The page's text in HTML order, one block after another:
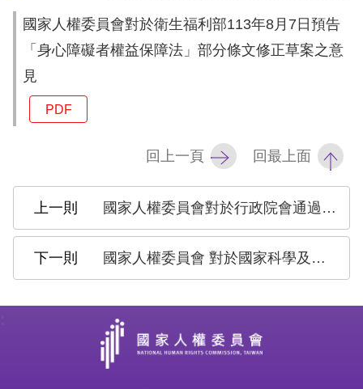
訴
人
權
資
無
障
礙
快
國家人權委員會對於衛生福利部113年8月7日預告
「身心障礙者權益保障法」部分條文修正草案之意
見
PDF
回上一頁 回最上面
國家人權委員會對於行政院會通過之平埔原住民族群身分法草案之意見與建議
國家人權委員會 對於國家科學及技術委員會113年7月15日預告「人工智慧基本法草案」之建議